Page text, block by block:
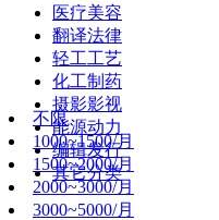
医疗美容
翻译法律
轻工工艺
化工制药
摄影影视
能源动力
编辑发行
其它分类
不限
1000~1500/月
1500~2000/月
2000~3000/月
3000~5000/月